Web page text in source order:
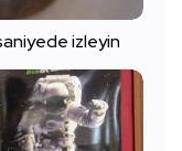
izleyin